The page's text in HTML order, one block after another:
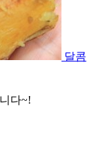
달콤
다~!